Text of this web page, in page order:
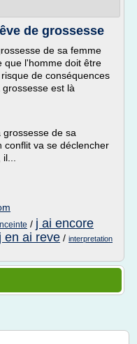
de grossesse
de sa femme
que l'homme doit être
de conséquences
est là
de sa
conflit va se déclencher
/ j ai encore
j en ai reve / interpretation